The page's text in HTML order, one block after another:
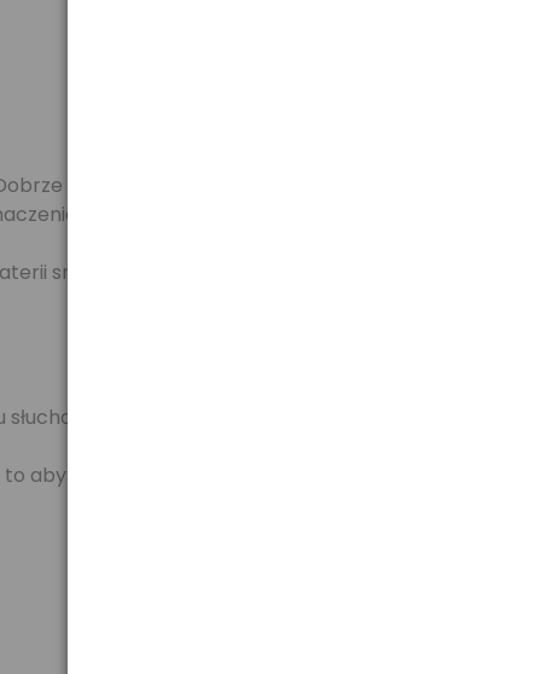
znoszą rozładowanie wysokim prądem.
w przypadku wielu urządzeń medycznych.
srebrowych). Dodatkowo baterie działają
aby do klienta dotarł produkt możliwie świeży, o